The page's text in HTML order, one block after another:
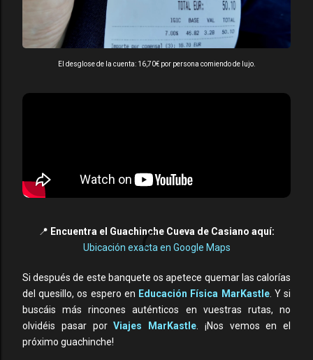
El desglose de la cuenta: 16,70€ por persona comiendo de lujo.
📍 Encuentra el Guachinche Cueva de Casiano aquí:
Ubicación exacta en Google Maps
Si después de este banquete os apetece quemar las calorías
del quesillo, os espero en Educación Física MarKastle. Y si
buscáis más rincones auténticos en vuestras rutas, no
olvidéis pasar porViajes MarKastle . ¡Nos vemos en el
próximo guachinche!